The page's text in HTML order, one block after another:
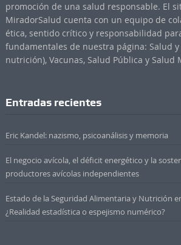
promoción de una salud responsable. El
MiradorSalud cuenta con un equipo de
ética, sentido crítico y responsabilidad
fundamentales de nuestra página: Salud
nutrición), Vacunas, Salud Pública y Salud
Entradas recientes
Eric Kandel: nazismo, psicoanálisis y memoria
El negocio avícola, el déficit energético y la
productores avícolas independientes
Estado de la Seguridad Alimentaria y Nutrición
¿Realidad estadística o espejismo numérico?